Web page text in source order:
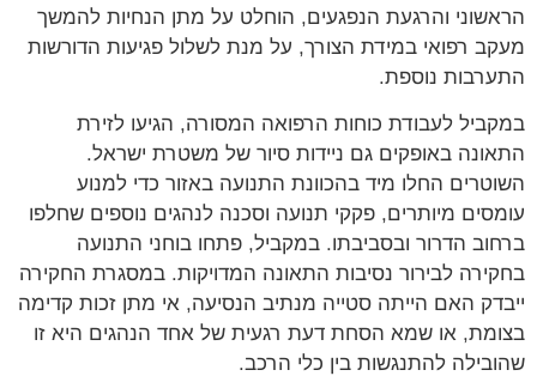
והרגעת הנפגעים, הוחלט על מתן הנחיות להמשך
רפואי במידת הצורך, על מנת לשלול פגיעות הדורשות
נוספת.
לעבודת כוחות הרפואה המסורה, הגיעו לזירת
באופקים גם ניידות סיור של משטרת ישראל.
החלו מיד בהכוונת התנועה באזור כדי למנוע
מיותרים, פקקי תנועה וסכנה לנהגים נוספים שחלפו
הדרור ובסביבתו. במקביל, פתחו בוחני התנועה
לבירור נסיבות התאונה המדויקות. במסגרת החקירה
האם הייתה סטייה מנתיב הנסיעה, אי מתן זכות קדימה
או שמא הסחת דעת רגעית של אחד הנהגים היא זו
להתנגשות בין כלי הרכב.